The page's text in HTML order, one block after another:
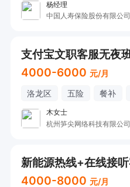
杨经理
中国人寿保险股份有限公
4000-6000 元/月
洛龙区 五险 餐补
木女士
杭州笋尖网络科技有限公司
新能源热线+在线接听
4000-8000 元/月